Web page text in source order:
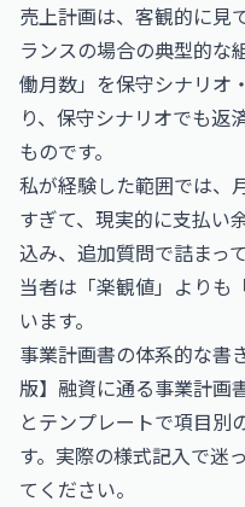
売上計画は、客観的に見
ランスの場合の典型的
働月数」を保守シナリオ
り、保守シナリオでも返
ものです。
私が経験した範囲では、
すぎて、現実的に支払い
込み、追加質問で詰まっ
当者は「楽観値」よりも
います。
事業計画書の体系的な書
版】融資に通る事業計画
とテンプレートで項目別
す。実際の様式記入で迷
てください。